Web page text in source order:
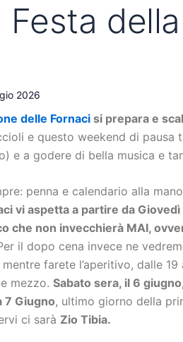
Festa
2026
delle Fornaci si prepara e
e questo weekend di
e a godere di bella musica e
penna e calendario alla
vi aspetta a partire da
che non invecchierà MAI,
il dopo cena invece ne
mentre farete l’aperitivo, dalle
mezzo. Sabato sera, il 6
7 Giugno, ultimo giorno della
ci sarà Zio Tibia.